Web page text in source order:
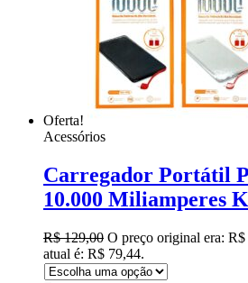
Oferta!
Acessórios
Carregador Portátil
10.000 Miliamperes
R$129,00 O preço original era: R$
atual é: R$ 79,44.